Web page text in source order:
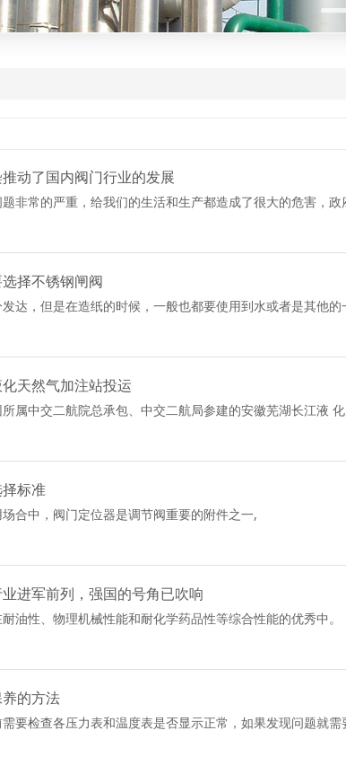
动了国内阀门行业的发展
非常的严重，给我们的生活和生产都造成了很大的危害，
择不锈钢闸阀
达，但是在造纸的时候，一般也都要使用到水或者是其他的
天然气加注站投运
属中交二航院总承包、中交二航局参建的安徽芜湖长江液
标准
合中，阀门定位器是调节阀重要的附件之一,
进军前列，强国的号角已吹响
油性、物理机械性能和耐化学药品性等综合性能的优秀中。
的方法
要检查各压力表和温度表是否显示正常，如果发现问题就